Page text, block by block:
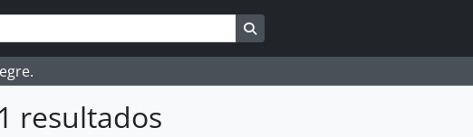
Busque na página de navegação
resultados